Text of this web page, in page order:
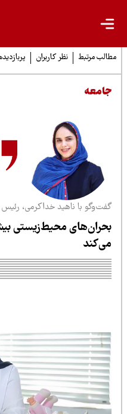
مرتبط نظر کاربران پربازدیدها
با ناهید خداکرمی، رئیس
محیط‌زیستی